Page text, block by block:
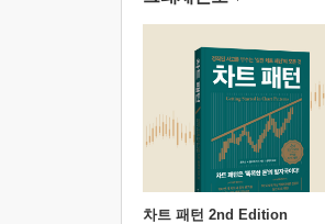
차트 패턴 2nd Edition